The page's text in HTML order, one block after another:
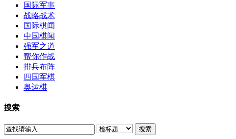
国际军事
战略战术
国际棋闻
中国棋闻
强军之道
帮你作战
排兵布阵
四国军棋
奥运棋
搜索
搜索